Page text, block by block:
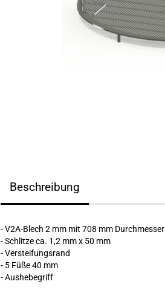
Beschreibung
- V2A-Blech 2 mm mit 708 mm Durchmesser
- Schlitze ca. 1,2 mm x 50 mm
- Versteifungsrand
- 5 Füße 40 mm
- Aushebegriff